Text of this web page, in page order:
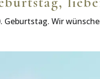
Geburtstag. Wir